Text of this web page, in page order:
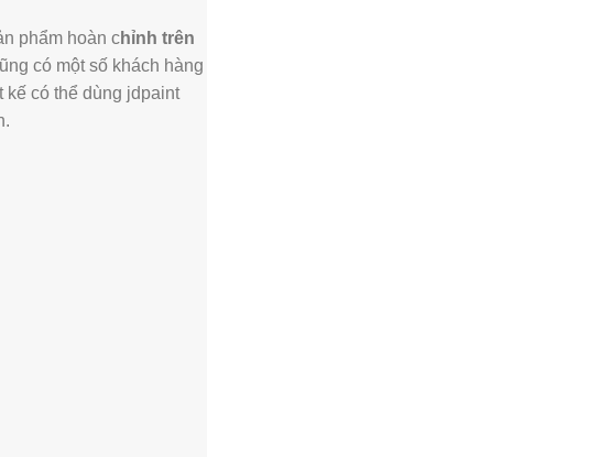
phẩm hoàn chỉnh trên
có một số khách hàng
kế có thể dùng jdpaint